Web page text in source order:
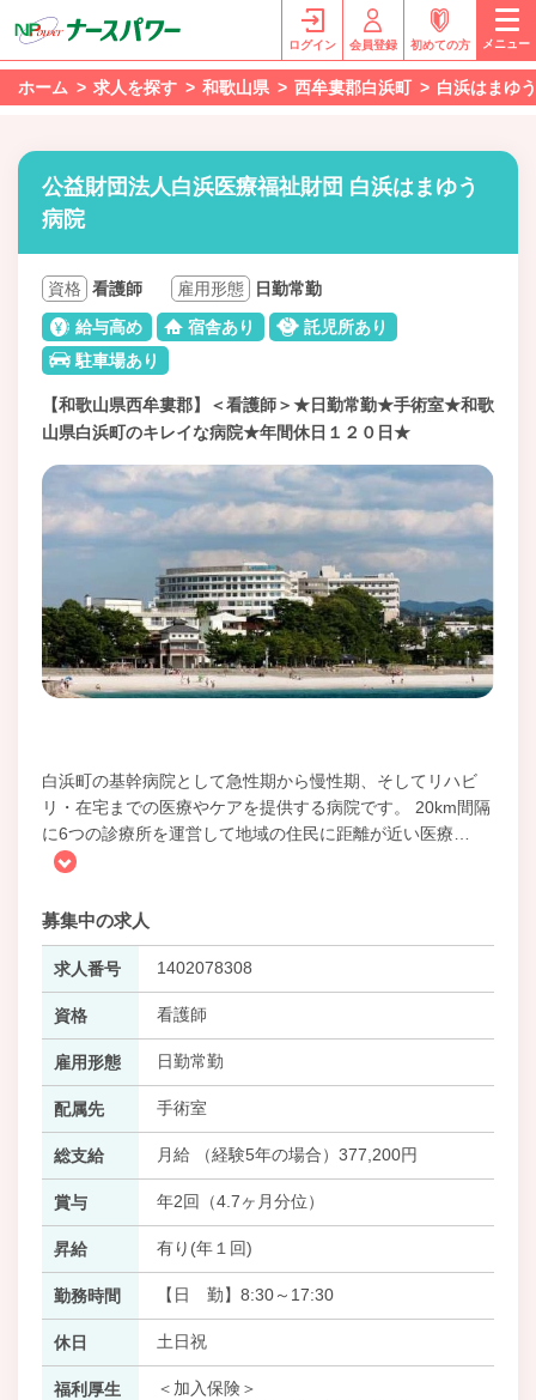
ログイン 会員登録 初めての方 メニュー
ホーム 求人を探す 和歌山県 西牟婁郡白浜町 白浜はまゆ
公益財団法人白浜医療福祉財団 白浜はまゆう
病院
資格 看護師 雇用形態
日勤常勤
給与高め
宿舎あり
託児所あり
駐車場あり
【和歌山県西牟婁郡】＜看護師＞★日勤常勤★手術室★和歌
山県白浜町のキレイな病院★年間休日１２０日★
白浜町の基幹病院として急性期から慢性期、そしてリハビ
リ・在宅までの医療やケアを提供する病院です。 20km間隔
に6つの診療所を運営して地域の住民に距離が近い医療
募集中の求人
求人番号 1402078308
資格 看護師
雇用形態 日勤常勤
配属先 手術室
総支給 月給 （経験5年の場合）377,200円
賞与 年2回（4.7ヶ月分位）
昇給 有り(年１回)
勤務時間 【日 勤】8:30～17:30
休日 土日祝
福利厚生
＜加入保険＞